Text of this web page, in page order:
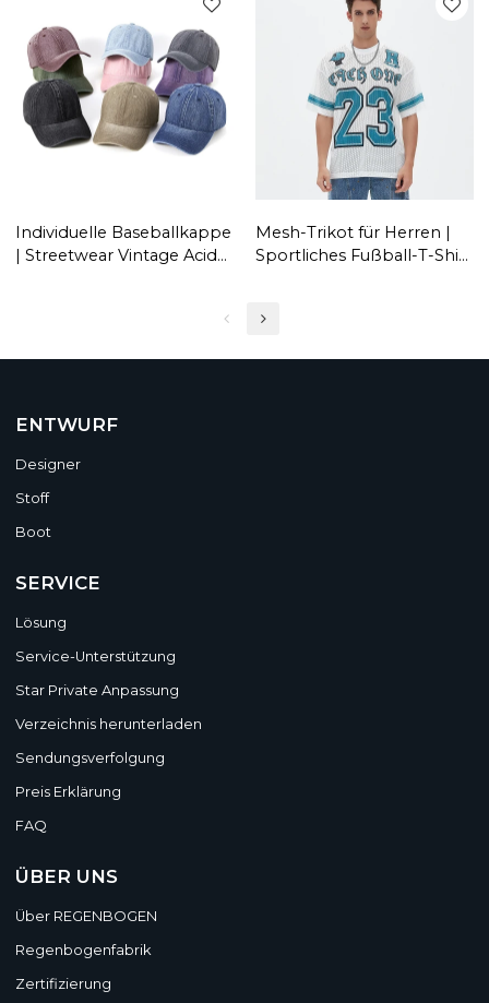
Großhandel
Individuelle Baseballkappe
| Streetwear Vintage Acid
Mesh-Trikot für Herren |
Sportliches Fußball-T-Shirt
Hersteller
ENTWURF
Designer
Stoff
Boot
SERVICE
Lösung
Service-Unterstützung
Star Private Anpassung
Verzeichnis herunterladen
Sendungsverfolgung
Preis Erklärung
FAQ
ÜBER UNS
Über REGENBOGEN
Regenbogenfabrik
Zertifizierung